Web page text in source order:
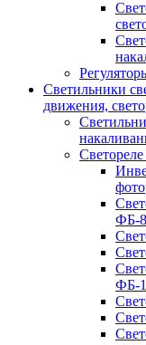
Светильники
движения,
ФБ-
ФБ-